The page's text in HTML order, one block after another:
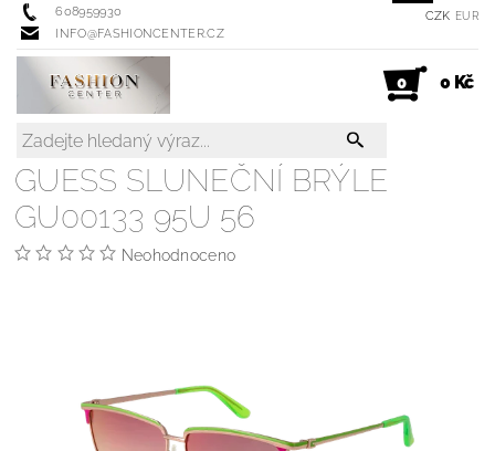
608959930
INFO@FASHIONCENTER.CZ
CZK EUR
0 0 Kč
GUESS SLUNEČNÍ BRÝLE
GU00133 95U 56
Neohodnoceno